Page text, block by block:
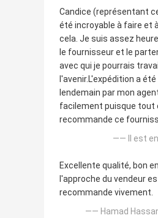
Candice (représentant
été incroyable à faire et
cela. Je suis assez
le fournisseur et le
avec qui je pourrais
l'avenir.L'expédition a
lendemain par mon
facilement puisque
recommande ce
—— Il est
Excellente qualité, bon
l'approche du vendeur
recommande vivement.
—— Hamad